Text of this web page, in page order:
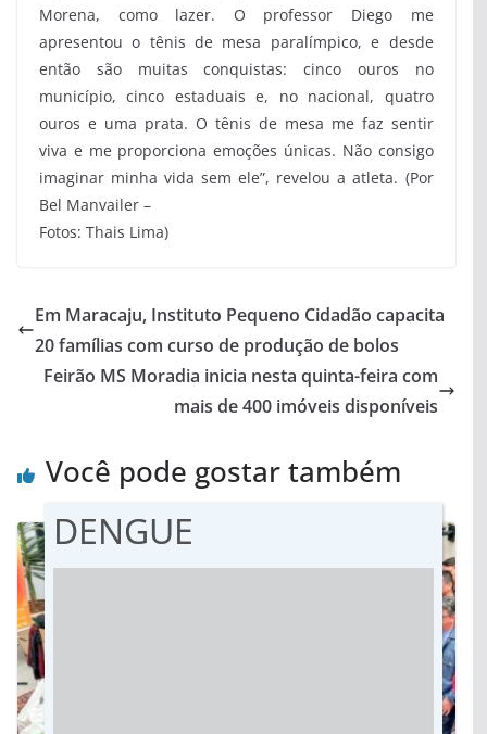
Morena, como lazer. O professor Diego me
apresentou o tênis de mesa paralímpico, e desde
então são muitas conquistas: cinco ouros no
município, cinco estaduais e, no nacional, quatro
ouros e uma prata. O tênis de mesa me faz sentir
viva e me proporciona emoções únicas. Não consigo
imaginar minha vida sem ele”, revelou a atleta. (Por
Bel Manvailer –
Fotos: Thais Lima)
Em Maracaju, Instituto Pequeno Cidadão capacita
20 famílias com curso de produção de bolos
Feirão MS Moradia inicia nesta quinta-feira com
mais de 400 imóveis disponíveis
Você pode gostar também
DENGUE